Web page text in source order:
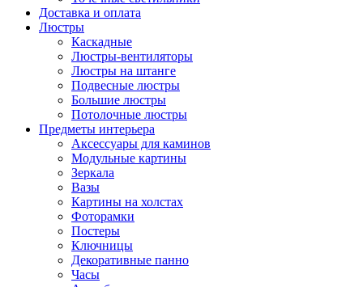
Доставка и оплата
Люстры
Каскадные
Люстры-вентиляторы
Люстры на штанге
Подвесные люстры
Большие люстры
Потолочные люстры
Предметы интерьера
Аксессуары для каминов
Модульные картины
Зеркала
Вазы
Картины на холстах
Фоторамки
Постеры
Ключницы
Декоративные панно
Часы